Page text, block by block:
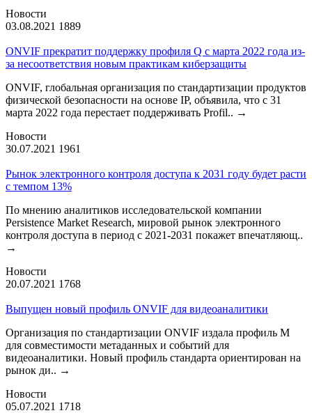
Новости
03.08.2021 1889
ONVIF прекратит поддержку профиля Q с марта 2022 года из-
за несоответствия новым практикам киберзащиты
ONVIF, глобальная организация по стандартизации продуктов
физической безопасности на основе IP, объявила, что с 31
марта 2022 года перестает поддерживать Profil.. →
Новости
30.07.2021 1961
Рынок электронного контроля доступа к 2031 году будет расти
с темпом 13%
По мнению аналитиков исследовательской компании
Persistence Market Research, мировой рынок электронного
контроля доступа в период с 2021-2031 покажет впечатляющ..
→
Новости
20.07.2021 1768
Выпущен новый профиль ONVIF для видеоаналитики
Организация по стандартизации ONVIF издала профиль М
для совместимости метаданных и событий для
видеоаналитики. Новый профиль стандарта ориентирован на
рынок ди.. →
Новости
05.07.2021 1718